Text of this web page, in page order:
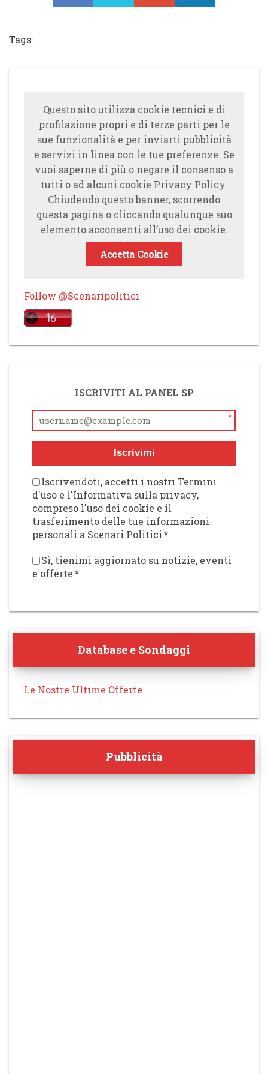
Tags:
Questo sito utilizza cookie tecnici e di
profilazione propri e di terze parti per le
sue funzionalità e per inviarti pubblicità
e servizi in linea con le tue preferenze. Se
vuoi saperne di più o negare il consenso a
tutti o ad alcuni cookie Privacy Policy.
Chiudendo questo banner, scorrendo
questa pagina o cliccando qualunque suo
elemento acconsenti all’uso dei cookie.
Accetta Cookie
Follow @Scenaripolitici
ISCRIVITI AL PANEL SP
*
Iscrivimi
Iscrivendoti, accetti i nostri Termini
d'uso e l'Informativa sulla privacy,
compreso l'uso dei cookie e il
trasferimento delle tue informazioni
personali a Scenari Politici*
Sì, tienimi aggiornato su notizie, eventi
e offerte*
Database e Sondaggi
Le Nostre Ultime Offerte
Pubblicità